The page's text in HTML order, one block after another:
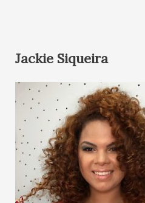
Jackie Siqueira